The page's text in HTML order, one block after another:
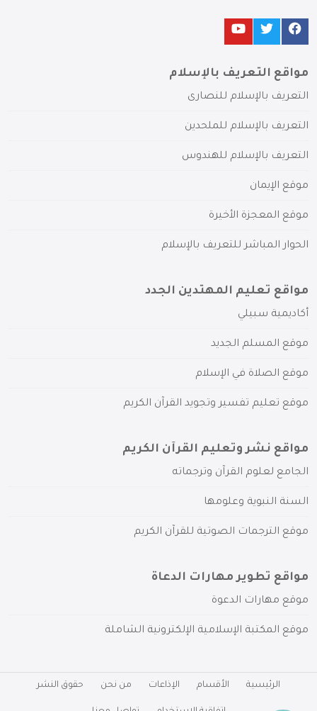
مواقع التعريف بالإسلام
التعريف بالإسلام للنصارى
التعريف بالإسلام للملحدين
التعريف بالإسلام للهندوس
موقع الإيمان
موقع المعجزة الأخيرة
الحوار المباشر للتعريف بالإسلام
مواقع تعليم المهتدين الجدد
أكاديمية سبيلي
موقع المسلم الجديد
موقع الصلاة في الإسلام
موقع تعليم تفسير وتجويد القرآن الكريم
مواقع نشر وتعليم القرآن الكريم
الجامع لعلوم القرآن وترجماته
السنة النبوية وعلومها
موقع الترجمات الصوتية للقرآن الكريم
مواقع تطوير مهارات الدعاة
موقع مهارات الدعوة
موقع المكتبة الإسلامية الإلكترونية الشاملة
الرئيسية الأقسام الإذاعات من نحن حقوق النشر